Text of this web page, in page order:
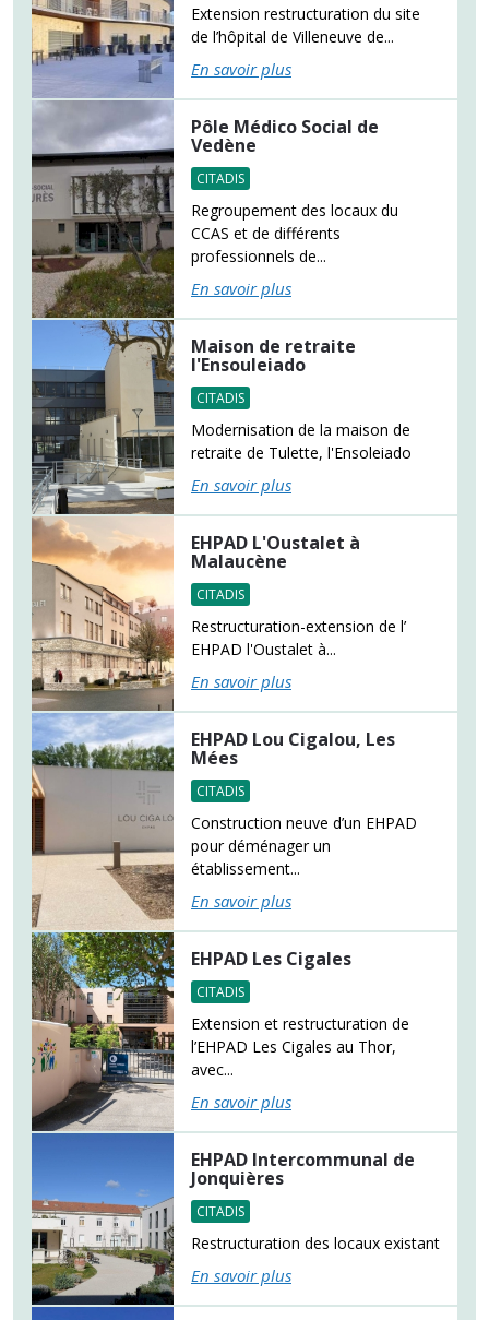
Extension restructuration du site
de l’hôpital de Villeneuve de...
En savoir plus
Pôle Médico Social de
Vedène
CITADIS
Regroupement des locaux du
CCAS et de différents
professionnels de...
En savoir plus
Maison de retraite
l'Ensouleiado
CITADIS
Modernisation de la maison de
retraite de Tulette, l'Ensoleiado
En savoir plus
EHPAD L'Oustalet à
Malaucène
CITADIS
Restructuration-extension de l’
EHPAD l'Oustalet à...
En savoir plus
EHPAD Lou Cigalou, Les
Mées
CITADIS
Construction neuve d’un EHPAD
pour déménager un
établissement...
En savoir plus
EHPAD Les Cigales
CITADIS
Extension et restructuration de
l’EHPAD Les Cigales au Thor,
avec...
En savoir plus
EHPAD Intercommunal de
Jonquières
CITADIS
Restructuration des locaux existant
En savoir plus